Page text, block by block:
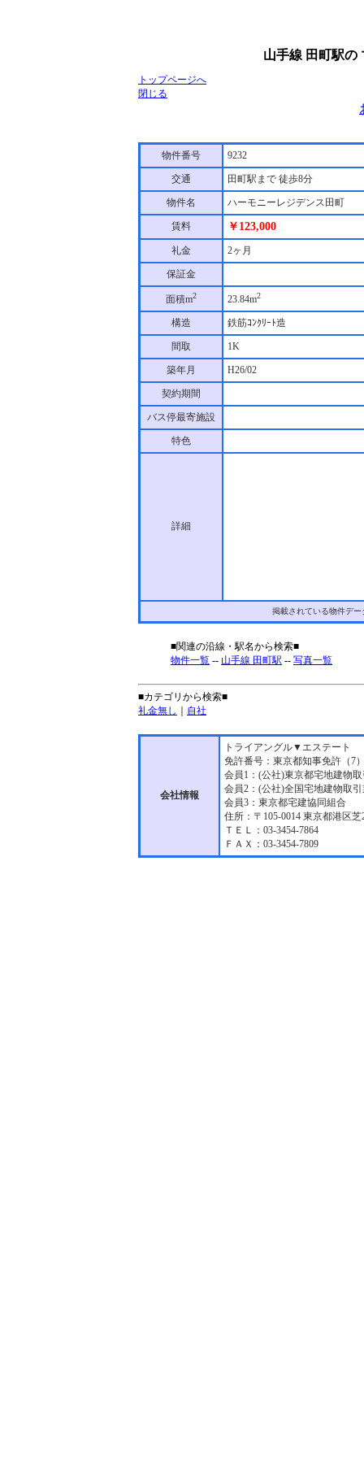
山手線 田町駅の
トップページへ
閉じる
物件番号 9232
交通 田町駅まで 徒歩8分
物件名 ハーモニーレジデンス田町
賃料 ￥123,000
礼金 2ヶ月
保証金
面積m2 23.84m2
構造 鉄筋ｺﾝｸﾘｰﾄ造
間取 1K
築年月 H26/02
契約期間
バス停最寄施設
特色
詳細
掲載されている物件デ
■関連の沿線・駅名から検索■
物件一覧 -- 山手線 田町駅 -- 写真一覧
■カテゴリから検索■
礼金無し ｜ 自社
会社情報
トライアングル▼エステート
免許番号：東京都知事免許（7
会員1：(公社)東京都宅地建物
会員2：(公社)全国宅地建物取
会員3：東京都宅建協同組合
住所：〒105-0014 東京都港区
ＴＥＬ：03-3454-7864
ＦＡＸ：03-3454-7809